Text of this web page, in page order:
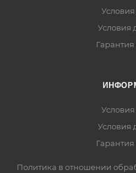
Условия
Гарантия
Условия
Гарантия
Политика в отношении